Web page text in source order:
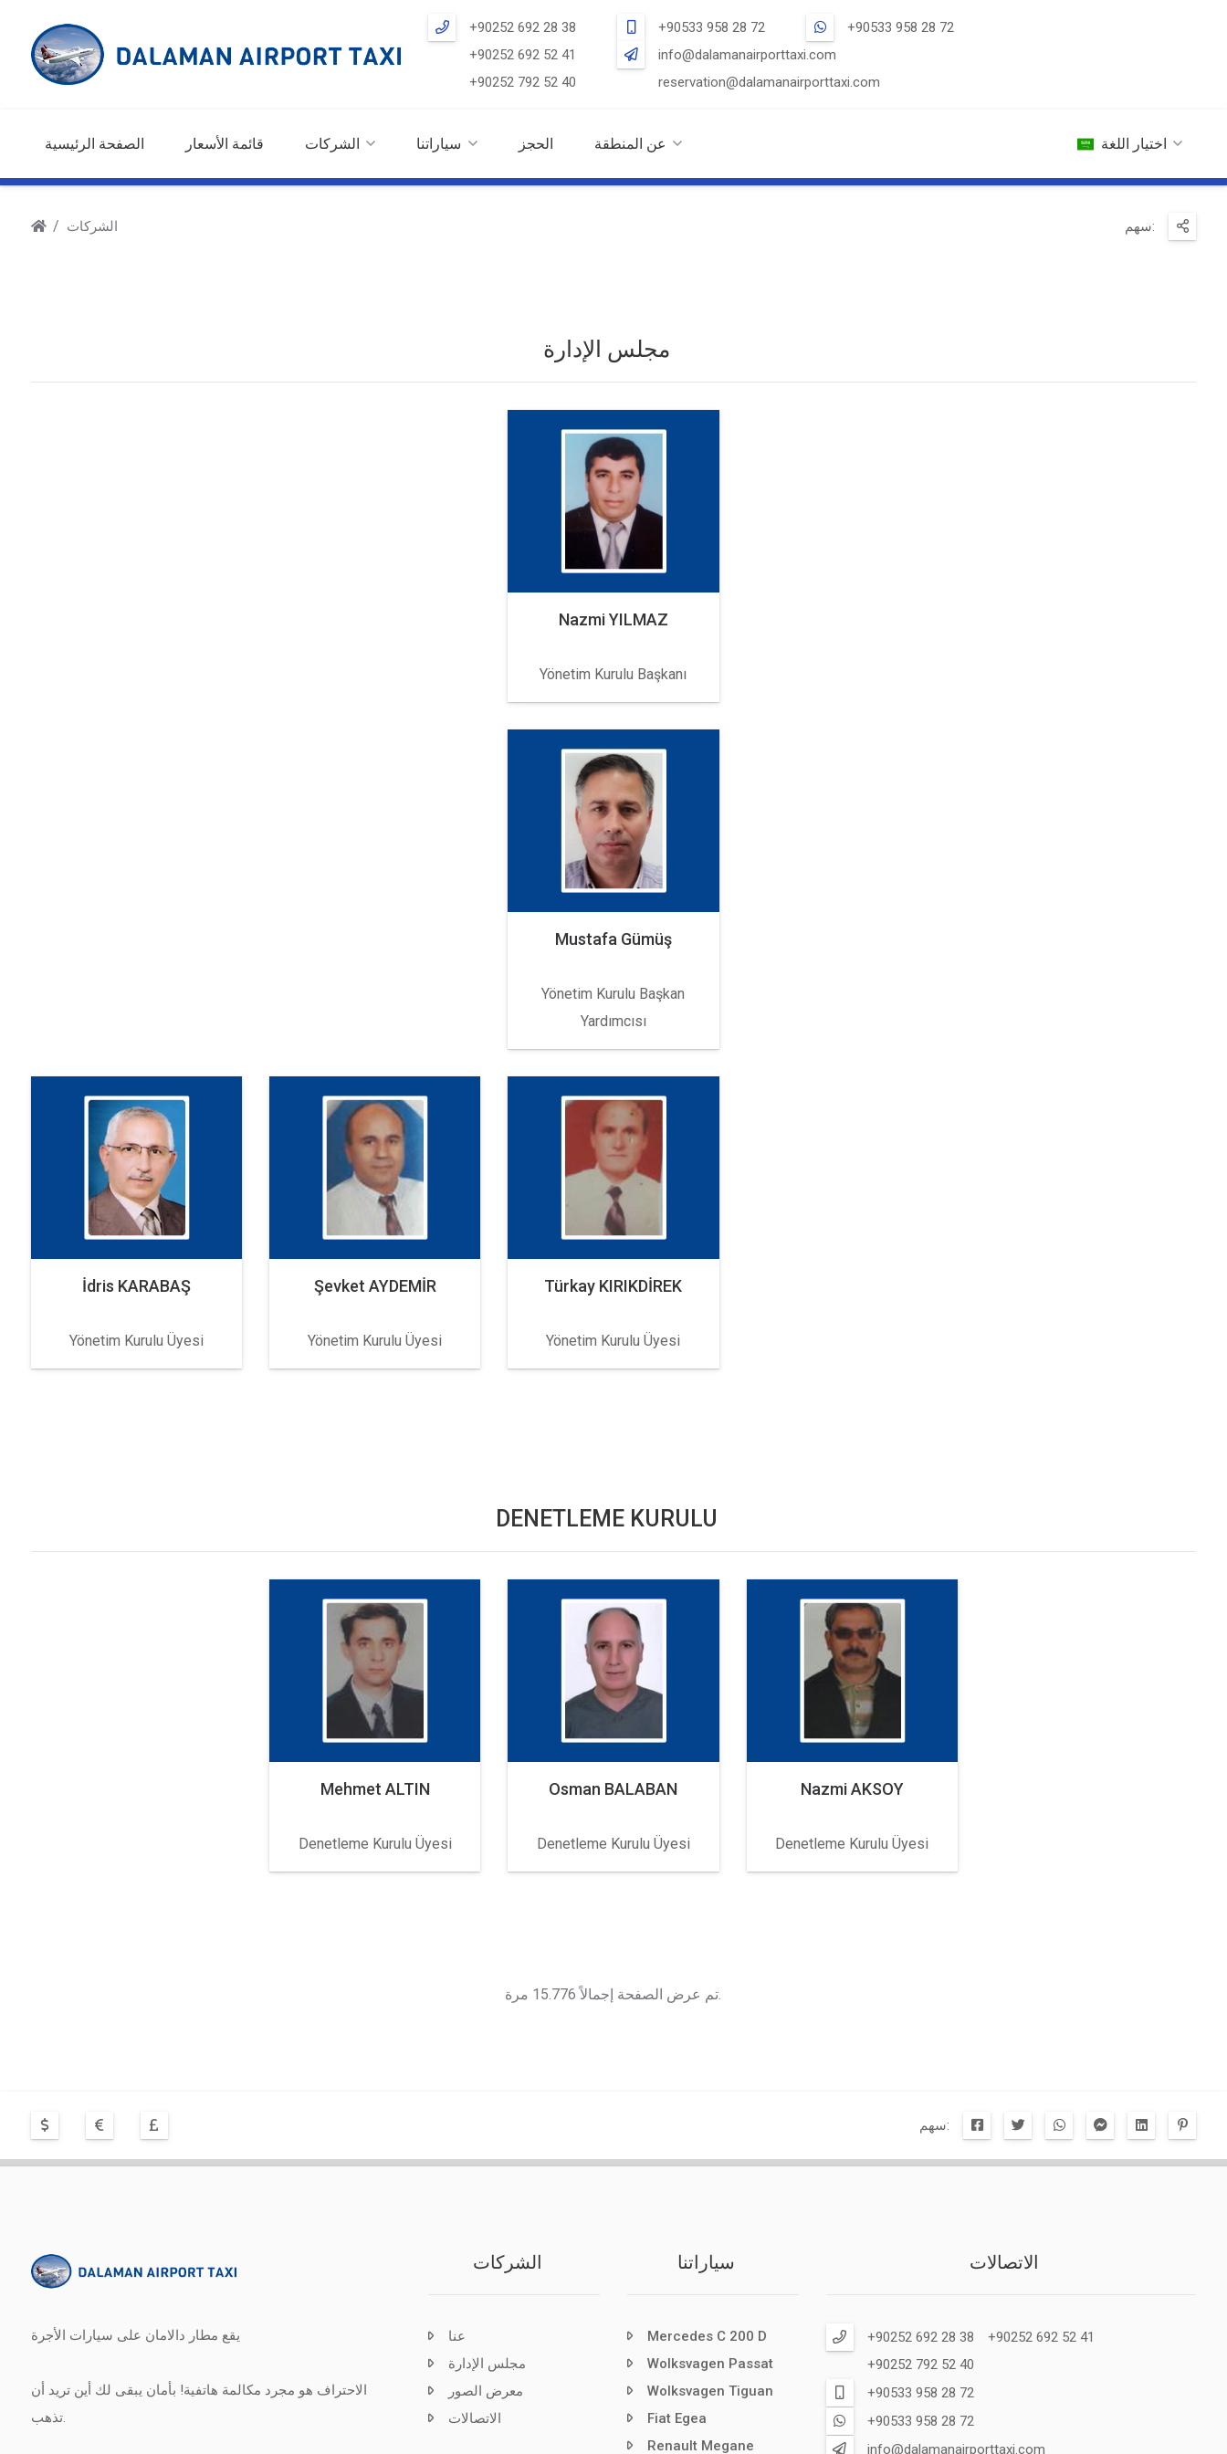
+90252 692 28 38
+90252 692 52 41
+90252 792 52 40
+90533 958 28 72
+90533 958 28 72
info@dalamanairporttaxi.com
reservation@dalamanairporttaxi.com
الصفحة الرئيسية قائمة الأسعار الشركات سياراتنا الحجز عن المنطقة اختيار اللغة
الشركات سهم:
مجلس الإدارة
Nazmi YILMAZ
Yönetim Kurulu Başkanı
Mustafa Gümüş
Yönetim Kurulu Başkan
Yardımcısı
İdris KARABAŞ
Yönetim Kurulu Üyesi
Şevket AYDEMİR
Yönetim Kurulu Üyesi
Türkay KIRIKDİREK
Yönetim Kurulu Üyesi
DENETLEME KURULU
Mehmet ALTIN
Denetleme Kurulu Üyesi
Osman BALABAN
Denetleme Kurulu Üyesi
Nazmi AKSOY
Denetleme Kurulu Üyesi
سهم:
يقع مطار دالامان على سيارات الأجرة
الاحتراف هو مجرد مكالمة هاتفية! بأمان يبقى لك أين تريد أن
تذهب.
الشركات
عنا
مجلس الإدارة
معرض الصور
الاتصالات
سياراتنا
Mercedes C 200 D
Wolksvagen Passat
Wolksvagen Tiguan
Fiat Egea
Renault Megane
الاتصالات
+90252 692 28 38
+90252 692 52 41
+90252 792 52 40
+90533 958 28 72
+90533 958 28 72
info@dalamanairporttaxi.com